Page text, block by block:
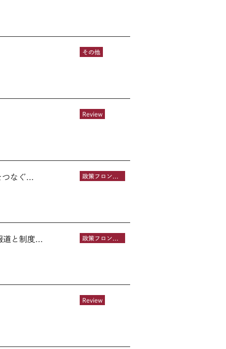
その他
Review
なぐ...
と制度...
Review